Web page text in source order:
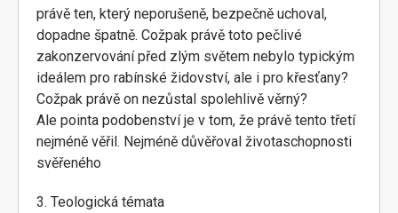
právě ten, který neporušeně, bezpečně uchoval,
dopadne špatně. Cožpak právě toto pečlivé
zakonzervování před zlým světem nebylo typickým
ideálem pro rabínské židovství, ale i pro křesťany?
Cožpak právě on nezůstal spolehlivě věrný?
Ale pointa podobenství je v tom, že právě tento třetí
nejméně věřil. Nejméně důvěřoval životaschopnosti
svěřeného
3. Teologická témata